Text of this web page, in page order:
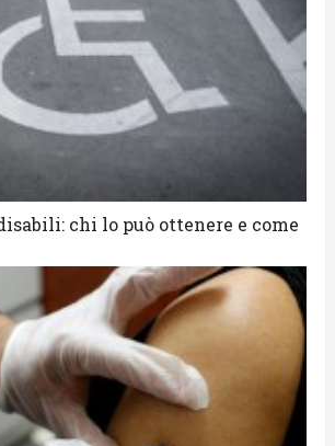
chi lo può ottenere e come